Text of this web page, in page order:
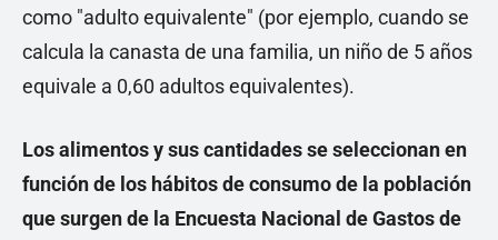
como "adulto equivalente" (por ejemplo, cuando se
calcula la canasta de una familia, un niño de 5 años
equivale a 0,60 adultos equivalentes).
Los alimentos y sus cantidades se seleccionan en
función de los hábitos de consumo de la población
que surgen de la Encuesta Nacional de Gastos de